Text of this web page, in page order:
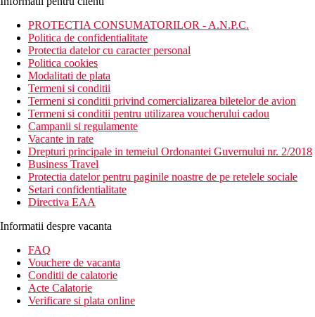
PROTECTIA CONSUMATORILOR - A.N.P.C.
Politica de confidentialitate
Protectia datelor cu caracter personal
Politica cookies
Modalitati de plata
Termeni si conditii
Termeni si conditii privind comercializarea biletelor de avion
Termeni si conditii pentru utilizarea voucherului cadou
Campanii si regulamente
Vacante in rate
Drepturi principale in temeiul Ordonantei Guvernului nr. 2/2018
Business Travel
Protectia datelor pentru paginile noastre de pe retelele sociale
Setari confidentialitate
Directiva EAA
Informatii despre vacanta
FAQ
Vouchere de vacanta
Conditii de calatorie
Acte Calatorie
Verificare si plata online